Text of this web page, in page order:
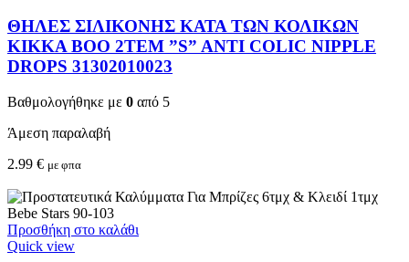
ΘΗΛΕΣ ΣΙΛΙΚΟΝΗΣ ΚΑΤΑ ΤΩΝ ΚΟΛΙΚΩΝ
KIKKA BOO 2TEM ”S” ANTI COLIC NIPPLE
DROPS 31302010023
Βαθμολογήθηκε με 0 από 5
Άμεση παραλαβή
2.99 € με φπα
Προσθήκη στο καλάθι
Quick view